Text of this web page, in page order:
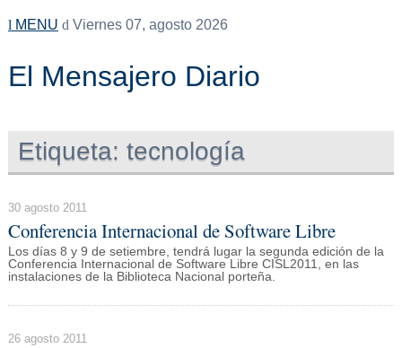
MENU Viernes 07, agosto 2026
El Mensajero Diario
Etiqueta: tecnología
30 agosto 2011
Conferencia Internacional de Software Libre
Los días 8 y 9 de setiembre, tendrá lugar la segunda edición de la
Conferencia Internacional de Software Libre CISL2011, en las
instalaciones de la Biblioteca Nacional porteña.
26 agosto 2011